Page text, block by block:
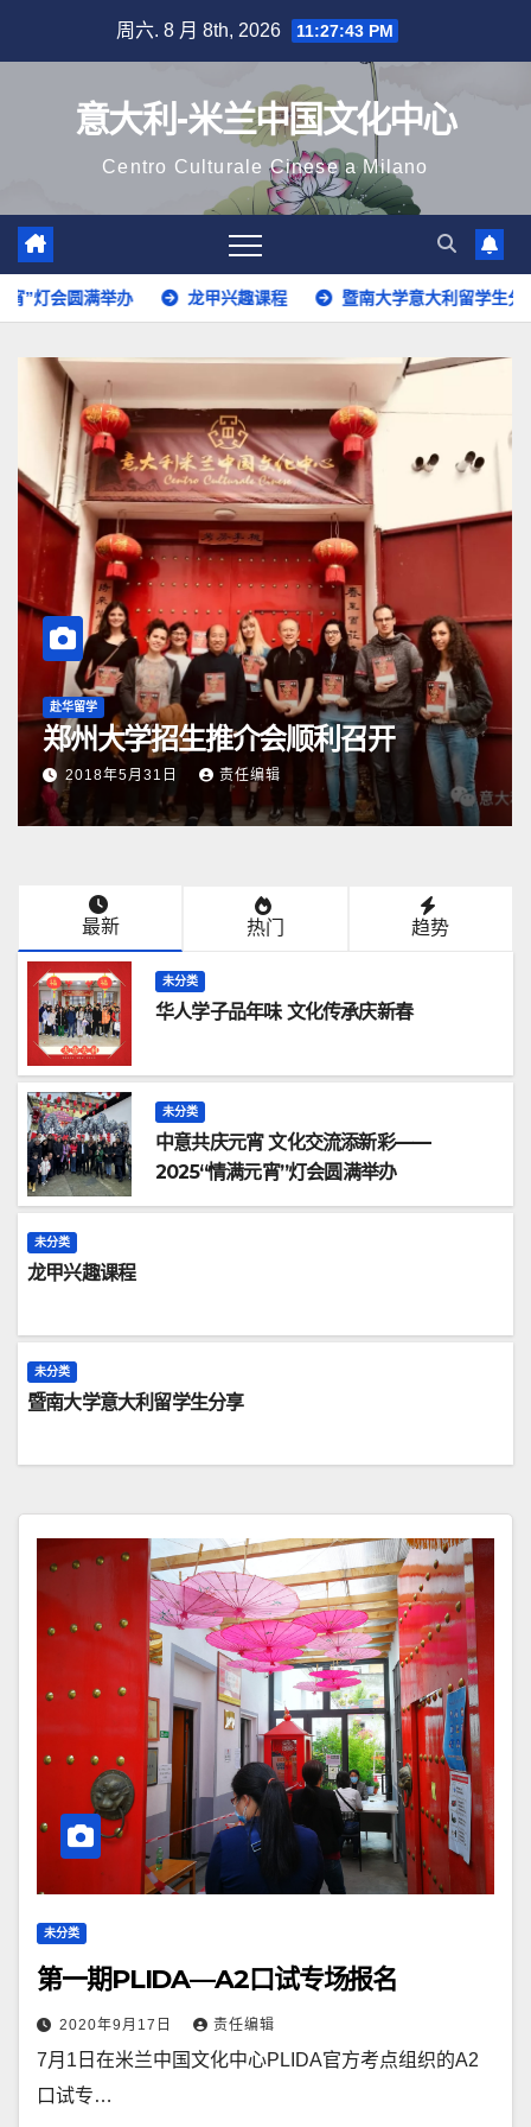
周六. 8 月 8th, 2026 11:27:45 PM
意大利-米兰中国文化中心
Centro Culturale Cinese a Milano
龙甲兴趣课程 暨南大学意大利留学生分享 意大利语开班
赴华留学
郑州大学招生推介会顺利召开
2018年5月31日 责任编辑
最新 热门 趋势
未分类
华人学子品年味 文化传承庆新春
未分类
中意共庆元宵 文化交流添新彩——
2025“情满元宵”灯会圆满举办
未分类
龙甲兴趣课程
未分类
暨南大学意大利留学生分享
未分类
第一期PLIDA—A2口试专场报名
2020年9月17日 责任编辑
7月1日在米兰中国文化中心PLIDA官方考点组织的A2
口试专…